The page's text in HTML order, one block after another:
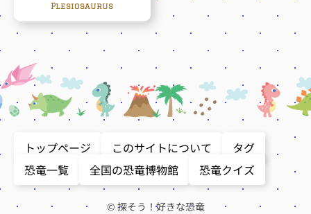
Plesiosaurus
トップページ このサイトについて
タグ
恐竜一覧
全国の恐竜博物館 恐竜クイズ
© 探そう！好きな恐竜